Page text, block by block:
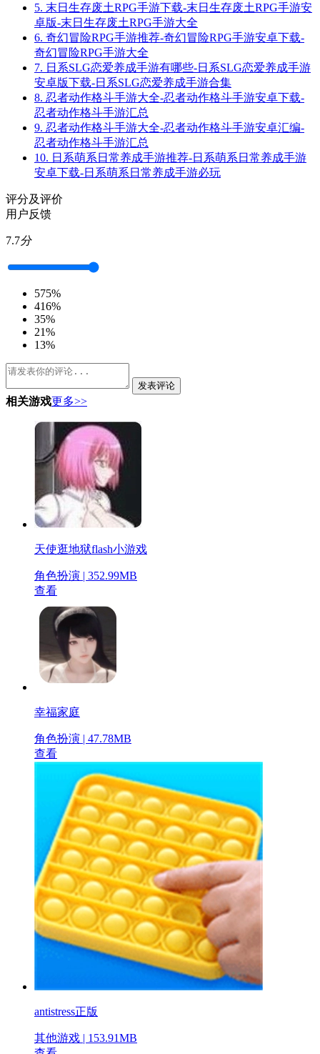
5. 末日生存废土RPG手游下载-末日生存废土RPG手游安
卓版-末日生存废土RPG手游大全
6. 奇幻冒险RPG手游推荐-奇幻冒险RPG手游安卓下载-
奇幻冒险RPG手游大全
7. 日系SLG恋爱养成手游有哪些-日系SLG恋爱养成手游
安卓版下载-日系SLG恋爱养成手游合集
8. 忍者动作格斗手游大全-忍者动作格斗手游安卓下载-
忍者动作格斗手游汇总
9. 忍者动作格斗手游大全-忍者动作格斗手游安卓汇编-
忍者动作格斗手游汇总
10. 日系萌系日常养成手游推荐-日系萌系日常养成手游
安卓下载-日系萌系日常养成手游必玩
评分及评价
用户反馈
7.7分
575%
416%
35%
21%
13%
发表评论
相关游戏更多>>
天使逛地狱flash小游戏
角色扮演 | 352.99MB
查看
幸福家庭
角色扮演 | 47.78MB
查看
antistress正版
其他游戏 | 153.91MB